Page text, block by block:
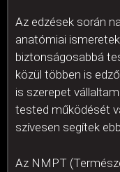
Az edzések során
anatómiai
biztonságosabbá
közül többen is
is szerepet
tested működését
szívesen segítek
Az NMPT